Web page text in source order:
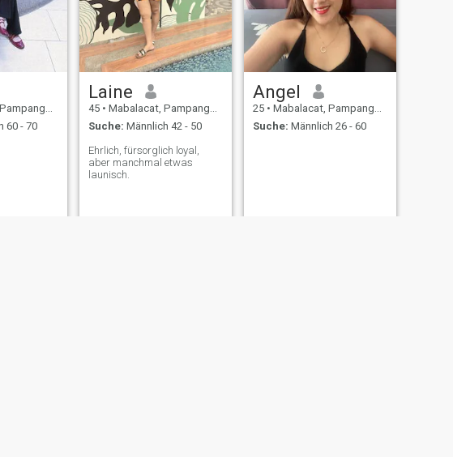
Philippinen
60 - 70
Laine
45 • Mabalacat, Pampanga, Philippinen
Suche: Männlich 42 - 50
Ehrlich, fürsorglich loyal,
aber manchmal etwas
launisch.
Angel
25 • Mabalacat, Pampanga, Philippinen
Suche: Männlich 26 - 60